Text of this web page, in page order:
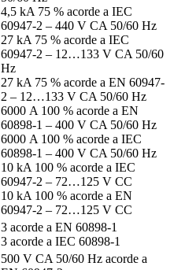
4,5 kA 75 % acorde a IEC
60947-2 – 440 V CA 50/60 Hz
27 kA 75 % acorde a IEC
60947-2 – 12…133 V CA 50/60
Hz
27 kA 75 % acorde a EN 60947-
2 – 12…133 V CA 50/60 Hz
6000 A 100 % acorde a EN
60898-1 – 400 V CA 50/60 Hz
6000 A 100 % acorde a IEC
60898-1 – 400 V CA 50/60 Hz
10 kA 100 % acorde a IEC
60947-2 – 72…125 V CC
10 kA 100 % acorde a EN
60947-2 – 72…125 V CC
3 acorde a EN 60898-1
3 acorde a IEC 60898-1
500 V CA 50/60 Hz acorde a